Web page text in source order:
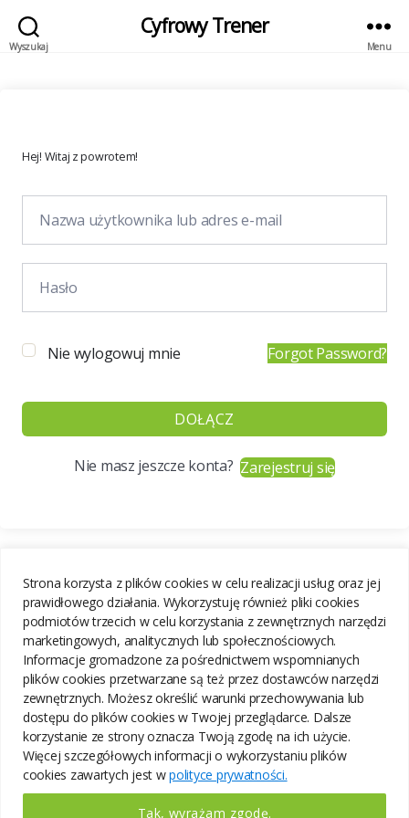
Strona korzysta z plików cookies w celu realizacji usług oraz jej
prawidłowego działania. Wykorzystuję również pliki cookies
podmiotów trzecich w celu korzystania z zewnętrznych narzędzi
marketingowych, analitycznych lub społecznościowych.
Informacje gromadzone za pośrednictwem wspomnianych
plików cookies przetwarzane są też przez dostawców narzędzi
zewnętrznych. Możesz określić warunki przechowywania lub
dostępu do plików cookies w Twojej przeglądarce. Dalsze
korzystanie ze strony oznacza Twoją zgodę na ich użycie.
Więcej szczegółowych informacji o wykorzystaniu plików
cookies zawartych jest wpolityce prywatności.
Tak, wyrażam zgodę.
Wyszukaj
Cyfrowy Trener
Menu
Hej! Witaj z powrotem!
Nie wylogowuj mnie Forgot Password?
DOŁĄCZ
Nie masz jeszcze konta?Zarejestruj się